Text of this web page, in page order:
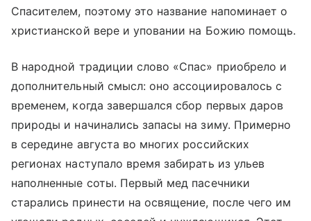
Спасителем, поэтому это название напоминает о
христианской вере и уповании на Божию помощь.
В народной традиции слово «Спас» приобрело и
дополнительный смысл: оно ассоциировалось с
временем, когда завершался сбор первых даров
природы и начинались запасы на зиму. Примерно
в середине августа во многих российских
регионах наступало время забирать из ульев
наполненные соты. Первый мед пасечники
старались принести на освящение, после чего им